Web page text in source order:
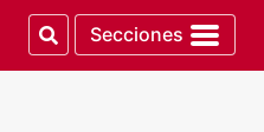
Secciones